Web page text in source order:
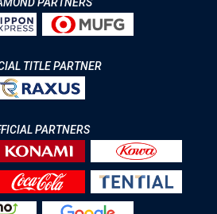
TITLE PARTNER
PARTNERS